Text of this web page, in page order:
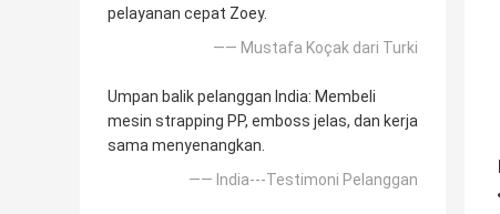
pelayanan cepat Zoey.
—— Mustafa Koçak dari Turki
Umpan balik pelanggan India: Membeli
mesin strapping PP, emboss jelas, dan kerja
sama menyenangkan.
—— India---Testimoni Pelanggan